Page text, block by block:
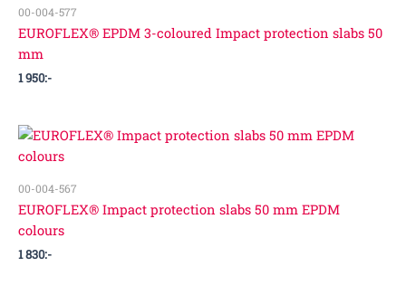
00-004-577
EUROFLEX® EPDM 3-coloured Impact protection slabs 50
mm
1 950:-
00-004-567
EUROFLEX® Impact protection slabs 50 mm EPDM
colours
1 830:-